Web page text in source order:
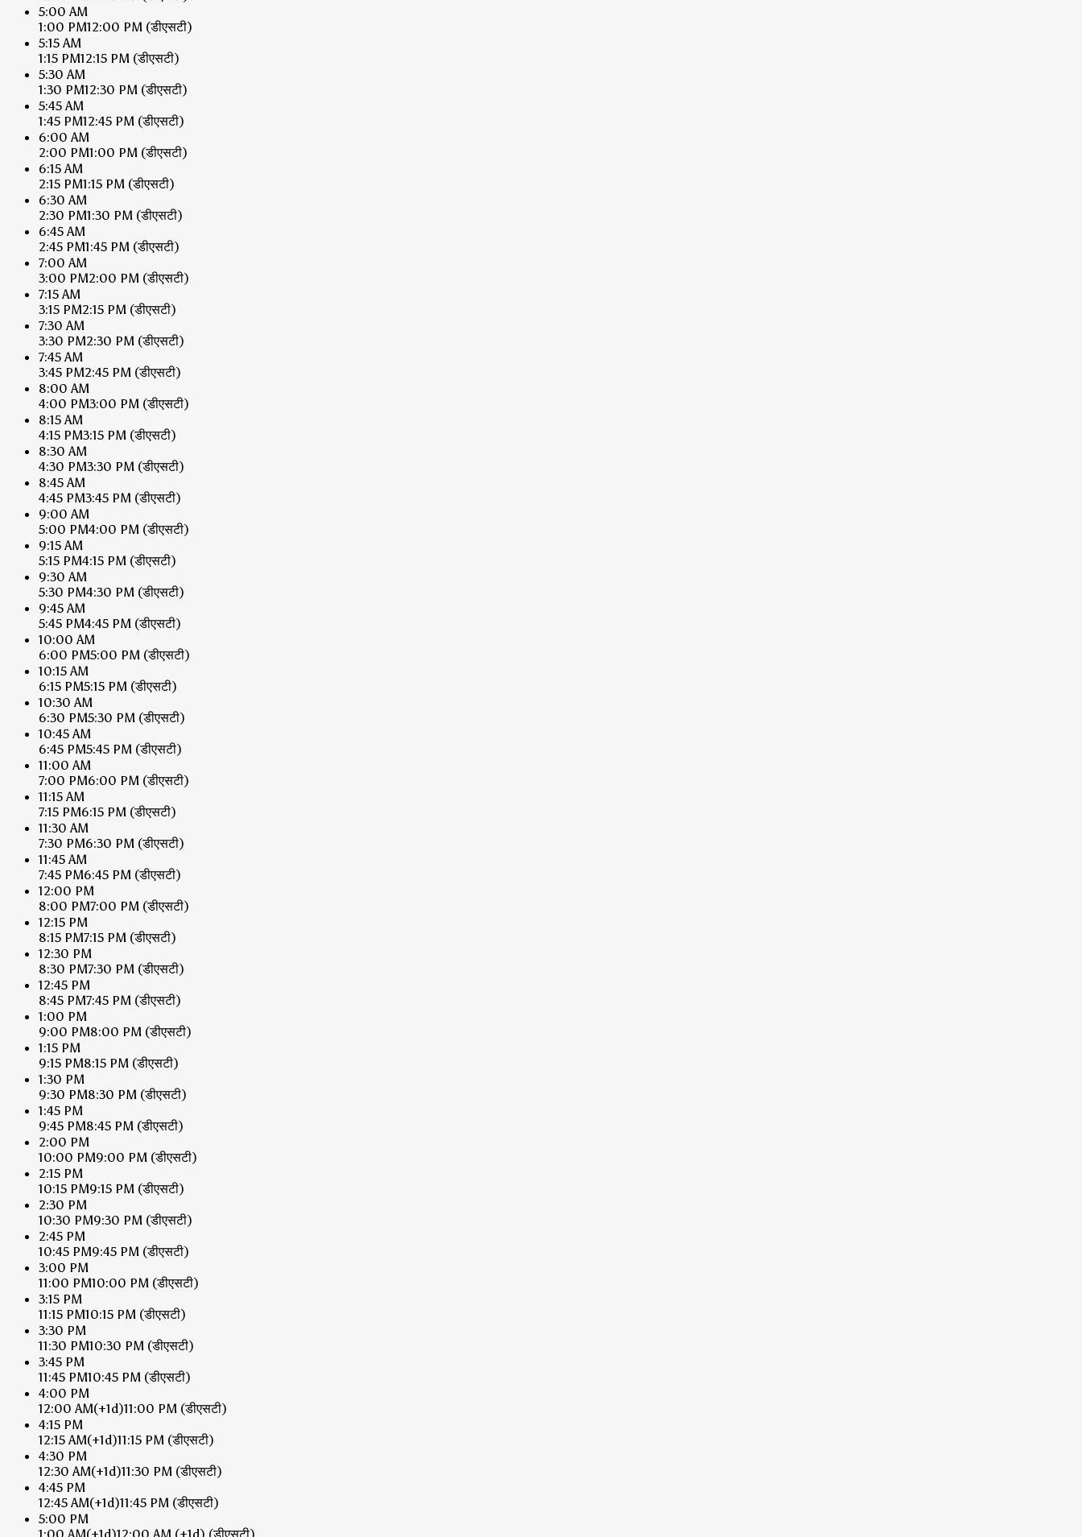
5:00 AM
1:00 PM12:00 PM (डीएसटी)
5:15 AM
1:15 PM12:15 PM (डीएसटी)
5:30 AM
1:30 PM12:30 PM (डीएसटी)
5:45 AM
1:45 PM12:45 PM (डीएसटी)
6:00 AM
2:00 PM1:00 PM (डीएसटी)
6:15 AM
2:15 PM1:15 PM (डीएसटी)
6:30 AM
2:30 PM1:30 PM (डीएसटी)
6:45 AM
2:45 PM1:45 PM (डीएसटी)
7:00 AM
3:00 PM2:00 PM (डीएसटी)
7:15 AM
3:15 PM2:15 PM (डीएसटी)
7:30 AM
3:30 PM2:30 PM (डीएसटी)
7:45 AM
3:45 PM2:45 PM (डीएसटी)
8:00 AM
4:00 PM3:00 PM (डीएसटी)
8:15 AM
4:15 PM3:15 PM (डीएसटी)
8:30 AM
4:30 PM3:30 PM (डीएसटी)
8:45 AM
4:45 PM3:45 PM (डीएसटी)
9:00 AM
5:00 PM4:00 PM (डीएसटी)
9:15 AM
5:15 PM4:15 PM (डीएसटी)
9:30 AM
5:30 PM4:30 PM (डीएसटी)
9:45 AM
5:45 PM4:45 PM (डीएसटी)
10:00 AM
6:00 PM5:00 PM (डीएसटी)
10:15 AM
6:15 PM5:15 PM (डीएसटी)
10:30 AM
6:30 PM5:30 PM (डीएसटी)
10:45 AM
6:45 PM5:45 PM (डीएसटी)
11:00 AM
7:00 PM6:00 PM (डीएसटी)
11:15 AM
7:15 PM6:15 PM (डीएसटी)
11:30 AM
7:30 PM6:30 PM (डीएसटी)
11:45 AM
7:45 PM6:45 PM (डीएसटी)
12:00 PM
8:00 PM7:00 PM (डीएसटी)
12:15 PM
8:15 PM7:15 PM (डीएसटी)
12:30 PM
8:30 PM7:30 PM (डीएसटी)
12:45 PM
8:45 PM7:45 PM (डीएसटी)
1:00 PM
9:00 PM8:00 PM (डीएसटी)
1:15 PM
9:15 PM8:15 PM (डीएसटी)
1:30 PM
9:30 PM8:30 PM (डीएसटी)
1:45 PM
9:45 PM8:45 PM (डीएसटी)
2:00 PM
10:00 PM9:00 PM (डीएसटी)
2:15 PM
10:15 PM9:15 PM (डीएसटी)
2:30 PM
10:30 PM9:30 PM (डीएसटी)
2:45 PM
10:45 PM9:45 PM (डीएसटी)
3:00 PM
11:00 PM10:00 PM (डीएसटी)
3:15 PM
11:15 PM10:15 PM (डीएसटी)
3:30 PM
11:30 PM10:30 PM (डीएसटी)
3:45 PM
11:45 PM10:45 PM (डीएसटी)
4:00 PM
12:00 AM(+1d)11:00 PM (डीएसटी)
4:15 PM
12:15 AM(+1d)11:15 PM (डीएसटी)
4:30 PM
12:30 AM(+1d)11:30 PM (डीएसटी)
4:45 PM
12:45 AM(+1d)11:45 PM (डीएसटी)
5:00 PM
1:00 AM(+1d)12:00 AM (+1d) (डीएसटी)